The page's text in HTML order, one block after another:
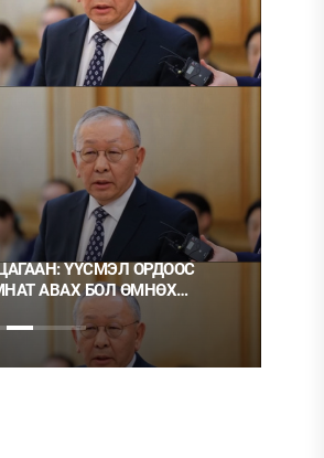
Ц.МОНГОЛ: НЭГ ГЭРЭЭГ ГЭМТ
ХЭРЭГ ГЭЭД, НӨГӨӨГ НЬ ОРХИХ
НЬ ШУДАРГА ЁС УУ?